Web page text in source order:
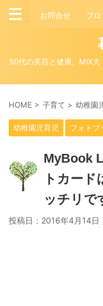
お問合せ プ
50代の美容と健康、MIX
HOME > 子育て > 幼稚園
幼稚園児育児 フォトブ
MyBook
トカー
ッチリで
投稿日：2016年4月14日